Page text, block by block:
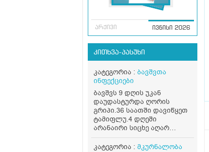
არქივი ივნისი 2026
კითხვა-პასუხი
კატეგორია : ბავშვთა
ინფექციები
ბავშვს 9 დღის უკან
დაუდასტურდა ღორის
გრიპი.36 საათში დავიწყეთ
ტამიფლუ.4 დღეში
არანაირი სიცხე აღარ
ჰქონდა. მე 8 დღეს მითხრა
რომ ყბასთან სტკიოდა,
კატეგორია : მკურნალობა